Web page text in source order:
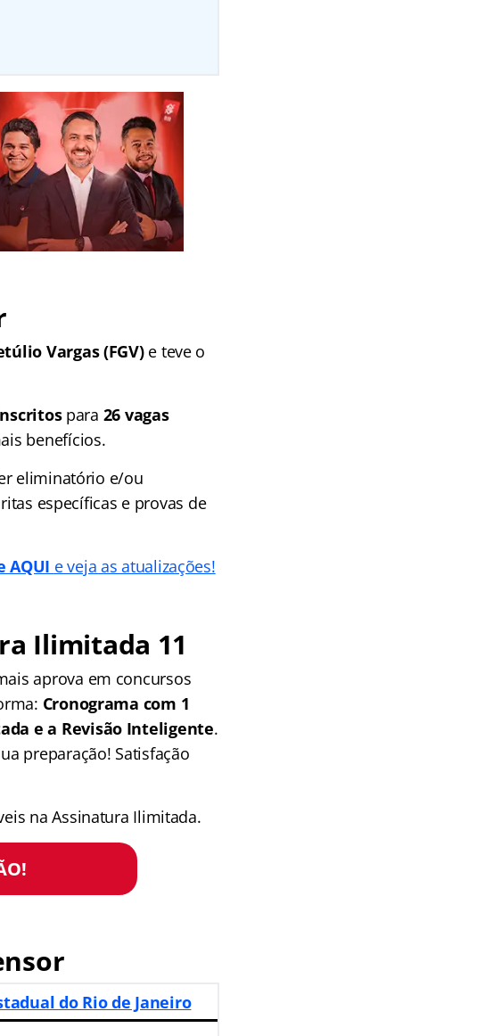
Vargas (FGV)e teve o
para 26 vagas
benefícios.
eliminatório e/ou
específicas e provas de
AQUI e veja as atualizações!
Ilimitada 11
aprova em concursos
Cronograma com 1
e a Revisão Inteligente.
preparação! Satisfação
na Assinatura Ilimitada.
do Rio de Janeiro